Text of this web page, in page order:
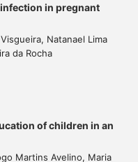
in pregnant
Natanael Lima
da Rocha
of children in an
Martins Avelino, Maria